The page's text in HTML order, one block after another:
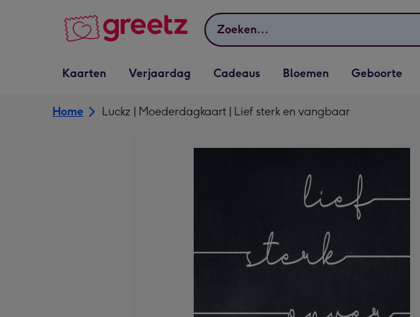
Zoeken
Vervolgkeuzelijst
Kaarten openen
Kaarten
Vervolgkeuzelijst
Verjaardag openen
Verjaardag
Vervolgkeuzelijst
Cadeaus openen
Cadeaus
Vervolgkeuzelijst
Bloemen openen
Bloemen
Vervolgkeuzelijst
Geboorte openen
Geboorte
Home Luckz | Moederdagkaart | Lief sterk en vangbaar